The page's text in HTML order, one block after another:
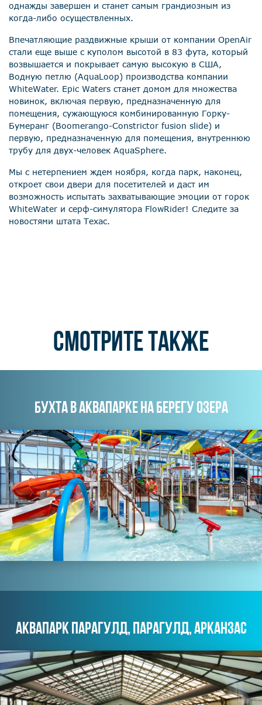
однажды завершен и станет самым грандиозным из
когда-либо осуществленных.
Впечатляющие раздвижные крыши от компании OpenAir
стали еще выше с куполом высотой в 83 фута, который
возвышается и покрывает самую высокую в США,
Водную петлю (AquaLoop) производства компании
WhiteWater. Epic Waters станет домом для множества
новинок, включая первую, предназначенную для
помещения, сужающуюся комбинированную Горку-
Бумеранг (Boomerango-Constrictor fusion slide) и
первую, предназначенную для помещения, внутреннюю
трубу для двух-человек AquaSphere.
Мы с нетерпением ждем ноября, когда парк, наконец,
откроет свои двери для посетителей и даст им
возможность испытать захватывающие эмоции от горок
WhiteWater и серф-симулятора FlowRider! Следите за
новостями штата Техас.
СМОТРИТЕ ТАКЖЕ
БУХТА В АКВАПАРКЕ НА БЕРЕГУ ОЗЕРА
АКВАПАРК ПАРАГУЛД, ПАРАГУЛД, АРКАНЗАС